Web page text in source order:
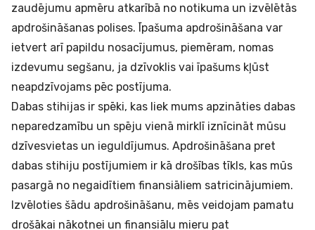
zaudējumu apmēru atkarībā no notikuma un izvēlētās
apdrošināšanas polises. Īpašuma apdrošināšana var
ietvert arī papildu nosacījumus, piemēram, nomas
izdevumu segšanu, ja dzīvoklis vai īpašums kļūst
neapdzīvojams pēc postījuma.
Dabas stihijas ir spēki, kas liek mums apzināties dabas
neparedzamību un spēju vienā mirklī iznīcināt mūsu
dzīvesvietas un ieguldījumus. Apdrošināšana pret
dabas stihiju postījumiem ir kā drošības tīkls, kas mūs
pasargā no negaidītiem finansiāliem satricinājumiem.
Izvēloties šādu apdrošināšanu, mēs veidojam pamatu
drošākai nākotnei un finansiālu mieru pat